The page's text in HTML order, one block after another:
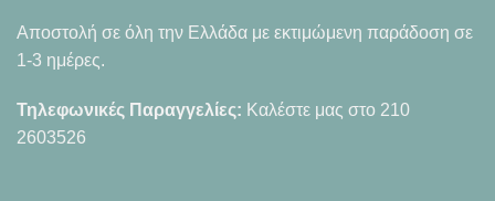
Αποστολή σε όλη την Ελλάδα με εκτιμώμενη παράδοση σε
1-3 ημέρες.
Τηλεφωνικές Παραγγελίες: Καλέστε μας στο 210
2603526